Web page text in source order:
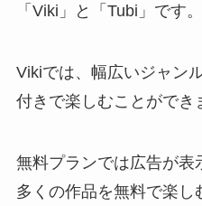
「Viki」と「Tubi」 です。
Vikiでは、幅広いジャン
付きで楽しむことができ
無料プランでは広告が表
多くの作品を無料で楽し